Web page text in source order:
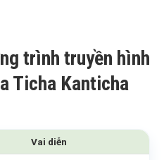
trình truyền hình
Ticha Kanticha
Vai diễn